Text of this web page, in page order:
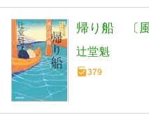
帰り船 〔
辻堂魁
379